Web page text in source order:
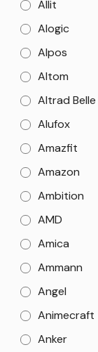
Allit
Alogic
Alpos
Altom
Altrad Belle
Alufox
Amazfit
Amazon
Ambition
AMD
Amica
Ammann
Angel
Animecraft
Anker